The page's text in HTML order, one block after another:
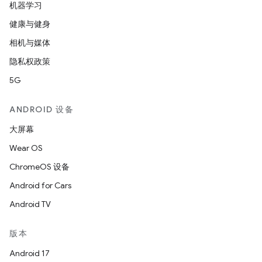
机器学习
健康与健身
相机与媒体
隐私权政策
5G
ANDROID 设备
大屏幕
Wear OS
ChromeOS 设备
Android for Cars
Android TV
版本
Android 17